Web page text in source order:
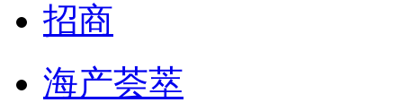
招商
海产荟萃